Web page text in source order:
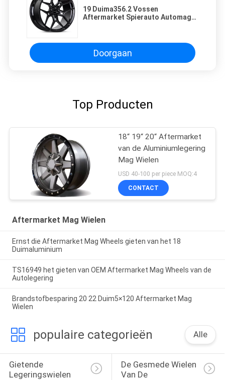
19 Duima356.2 Vossen
Aftermarket Spierauto Automag
Doorgaan
Top Producten
18“ 19“ 20“ Aftermarket
van de Aluminiumlegering
Mag Wielen
USD 40-100 per piece MOQ:4
CONTACT
Aftermarket Mag Wielen
Ernst die Aftermarket Mag Wheels gieten van het 18
Duimaluminium
TS16949 het gieten van OEM Aftermarket Mag Wheels van de
Autolegering
Brandstofbesparing 20 22 Duim5×120 Aftermarket Mag
Wielen
populaire categorieën Alle
Gietende
Legeringswielen
De Gesmede Wielen
Van De